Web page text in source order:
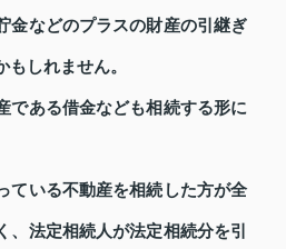
金などのプラスの財産の引継ぎ
もしれません。
である借金なども相続する形に
ている不動産を相続した方が全
、法定相続人が法定相続分を引